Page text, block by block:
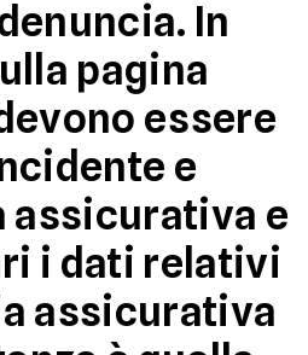
In
pagina
essere
e
assicurativa e
i dati relativi
assicurativa